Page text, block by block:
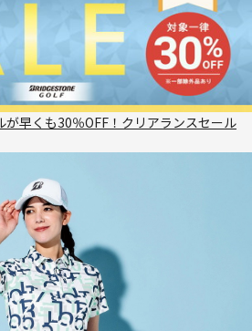
が早くも30％OFF！クリアランスセール